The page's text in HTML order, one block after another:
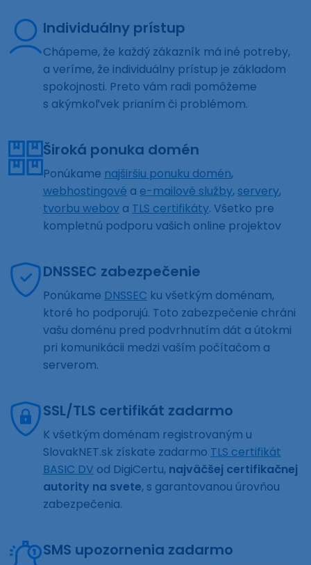
Individuálny prístup
Chápeme, že každý zákazník má iné potreby,
a veríme, že individuálny prístup je základom
spokojnosti. Preto vám radi pomôžeme
s akýmkoľvek prianím či problémom.
Široká ponuka domén
Ponúkame najširšiu ponuku domén,
webhostingové a e-mailové služby, servery,
tvorbu webov a TLS certifikáty. Všetko pre
kompletnú podporu vašich online projektov
DNSSEC zabezpečenie
Ponúkame DNSSEC ku všetkým doménam,
ktoré ho podporujú. Toto zabezpečenie chráni
vašu doménu pred podvrhnutím dát a útokmi
pri komunikácii medzi vaším počítačom a
serverom.
SSL/TLS certifikát zadarmo
K všetkým doménam registrovaným u
SlovakNET.sk získate zadarmo TLS certifikát
BASIC DV od DigiCertu, najväčšej certifikačnej
autority na svete, s garantovanou úrovňou
zabezpečenia.
SMS upozornenia zadarmo